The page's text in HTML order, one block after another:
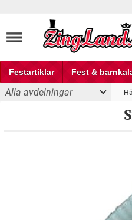
Festartiklar Fest &
Fest och partyprylar
Alla avdelningar